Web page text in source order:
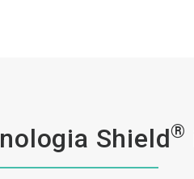
Shield®